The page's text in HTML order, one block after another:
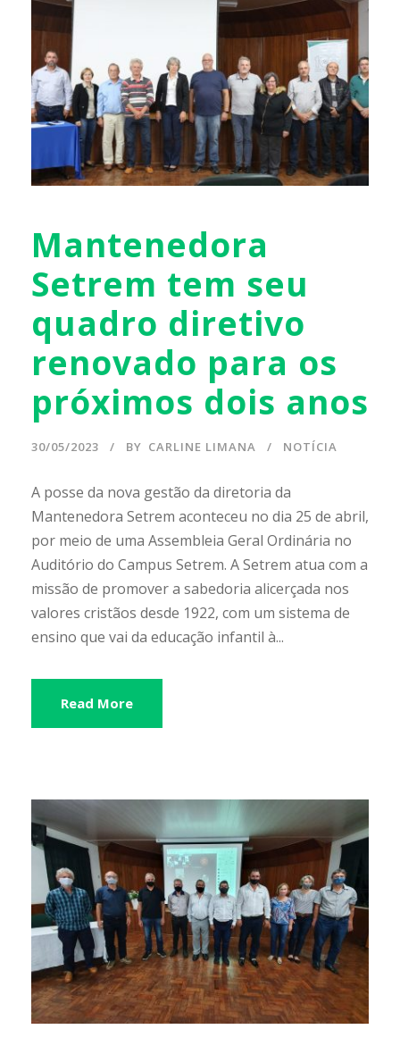
Mantenedora
Setrem tem seu
quadro diretivo
renovado para os
próximos dois anos
30/05/2023 BY CARLINE LIMANA NOTÍCIA
A posse da nova gestão da diretoria da
Mantenedora Setrem aconteceu no dia 25 de abril,
por meio de uma Assembleia Geral Ordinária no
Auditório do Campus Setrem. A Setrem atua com a
missão de promover a sabedoria alicerçada nos
valores cristãos desde 1922, com um sistema de
ensino que vai da educação infantil à...
Read More